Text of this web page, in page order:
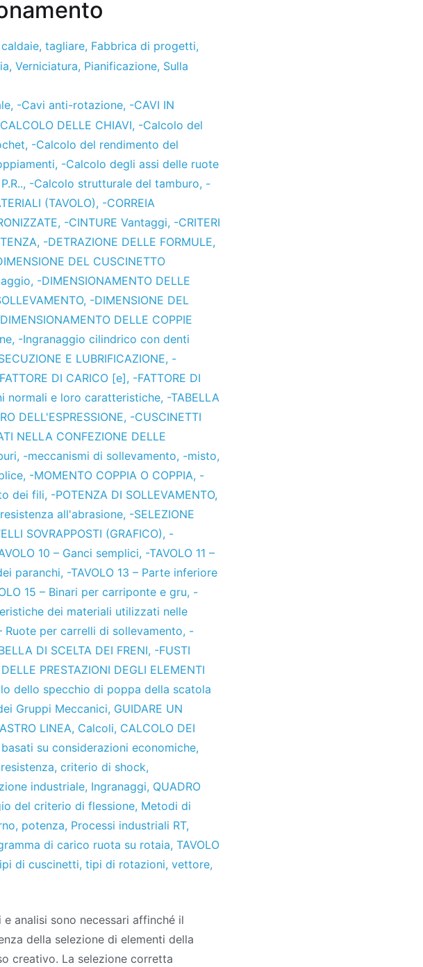
caldaie, tagliare, Fabbrica di progetti,
, Verniciatura, Pianificazione, Sulla
, -Cavi anti-rotazione, -CAVI IN
DELLE CHIAVI, -Calcolo del
, -Calcolo del rendimento del
, -Calcolo degli assi delle ruote
, -Calcolo strutturale del tamburo, -
(TAVOLO), -CORREIA
, -CINTURE Vantaggi, -CRITERI
, -DETRAZIONE DELLE FORMULE,
DEL CUSCINETTO
, -DIMENSIONAMENTO DELLE
, -DIMENSIONE DEL
DELLE COPPIE
, -Ingranaggio cilindrico con denti
E LUBRIFICAZIONE, -
DI CARICO [e], -FATTORE DI
normali e loro caratteristiche, -TABELLA
DELL'ESPRESSIONE, -CUSCINETTI
NELLA CONFEZIONE DELLE
, -meccanismi di sollevamento, -misto,
, -MOMENTO COPPIA O COPPIA, -
dei fili, -POTENZA DI SOLLEVAMENTO,
all'abrasione, -SELEZIONE
SOVRAPPOSTI (GRAFICO), -
10 – Ganci semplici, -TAVOLO 11 –
paranchi, -TAVOLO 13 – Parte inferiore
15 – Binari per carriponte e gru, -
dei materiali utilizzati nelle
Ruote per carrelli di sollevamento, -
DI SCELTA DEI FRENI, -FUSTI
PRESTAZIONI DEGLI ELEMENTI
dello specchio di poppa della scatola
Gruppi Meccanici, GUIDARE UN
LINEA, Calcoli, CALCOLO DEI
su considerazioni economiche,
, criterio di shock,
industriale, Ingranaggi, QUADRO
del criterio di flessione, Metodi di
, potenza, Processi industriali RT,
di carico ruota su rotaia, TAVOLO
di cuscinetti, tipi di rotazioni, vettore,
analisi sono necessari affinché il
della selezione di elementi della
creativo. La selezione corretta